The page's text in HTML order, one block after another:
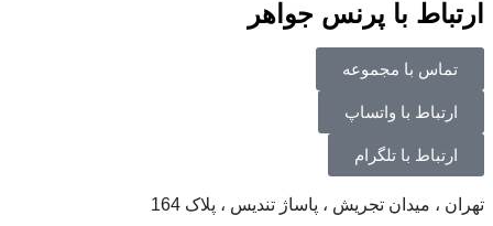
ارتباط با پرنس جواهر
تماس با مجموعه
ارتباط با واتساپ
ارتباط با تلگرام
تهران ، میدان تجریش ، پاساژ تندیس ، پلاک 164